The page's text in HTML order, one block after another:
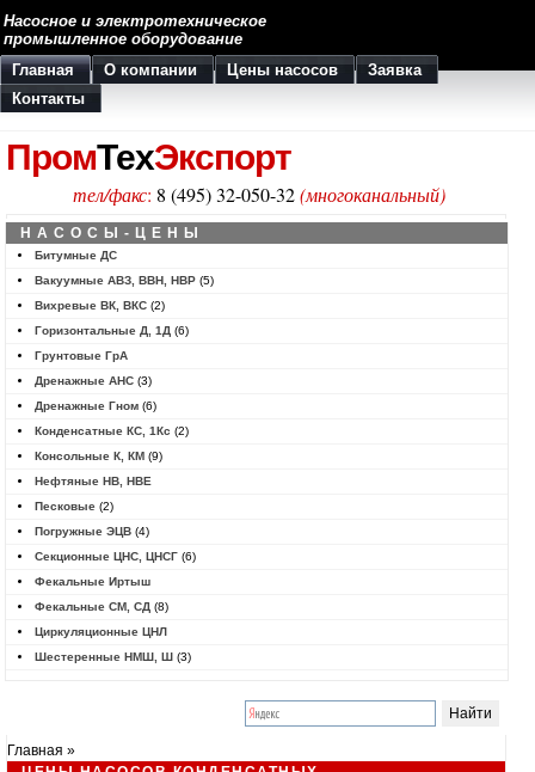
Насосное и электротехническое
промышленное оборудование
Главная
О компании Цены насосов
Заявка
Контакты
ПромТехЭкспорт
тел/факс: 8 (495) 32-050-32 (многоканальный)
НАСОСЫ-ЦЕНЫ
Битумные ДС
Вакуумные АВЗ, ВВН, НВР (5)
Вихревые ВК, ВКС (2)
Горизонтальные Д, 1Д (6)
Грунтовые ГрА
Дренажные АНС (3)
Дренажные Гном (6)
Конденсатные КС, 1Кс (2)
Консольные К, КМ (9)
Нефтяные НВ, НВЕ
Песковые (2)
Погружные ЭЦВ (4)
Секционные ЦНС, ЦНСГ (6)
Фекальные Иртыш
Фекальные СМ, СД (8)
Циркуляционные ЦНЛ
Шестеренные НМШ, Ш (3)
Главная »